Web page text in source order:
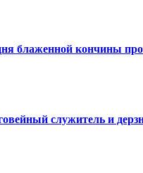
блаженной кончины
служитель и